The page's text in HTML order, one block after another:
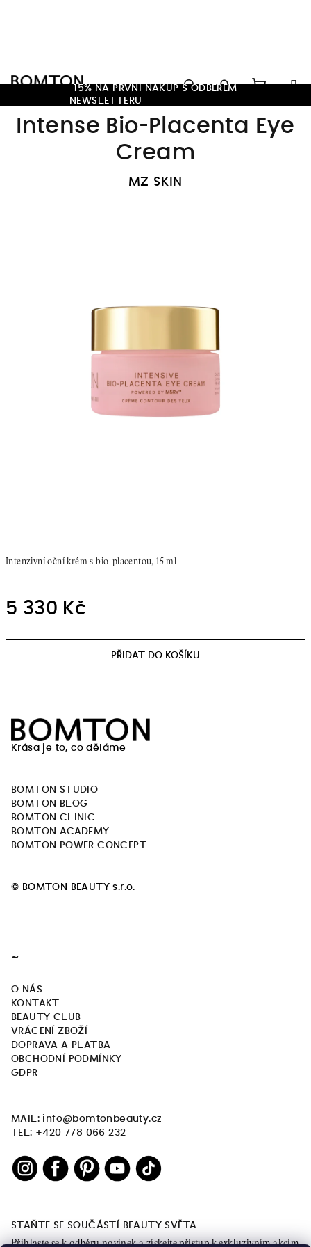
-15% NA PRVNÍ NÁKUP S ODBĚREM
NEWSLETTERU
Hledat
Přihlášení
Intenzivní oční krém s bio-placentou, 15 ml
5 330 Kč
Intense Bio-Placenta Eye
Cream
MZ SKIN
Krása je to, co děláme
BOMTON STUDIO
BOMTON BLOG
BOMTON CLINIC
BOMTON ACADEMY
BOMTON POWER CONCEPT
© BOMTON BEAUTY s.r.o.
~
O NÁS
KONTAKT
BEAUTY CLUB
VRÁCENÍ ZBOŽÍ
DOPRAVA A PLATBA
OBCHODNÍ PODMÍNKY
GDPR
MAIL: info@bomtonbeauty.cz
TEL: +420 778 066 232
STAŇTE SE SOUČÁSTÍ BEAUTY SVĚTA
Přihlaste se k odběru novinek a získejte přístup k exkluzivním akcím